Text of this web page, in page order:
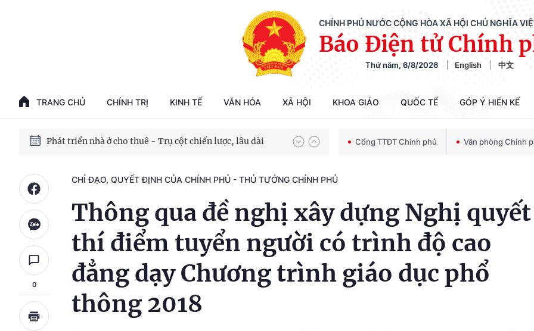
CHÍNH PHỦ NƯỚC CỘNG HÒA XÃ HỘI CHỦ NGHĨA
Báo Điện tử Chính
Thứ năm, 6/8/2026 English 中文
TRANG CHỦ CHÍNH TRỊ KINH TẾ VĂN HÓA XÃ HỘI KHOA GIÁO QUỐC TẾ GÓP Ý HIẾN KẾ
Phát triển kinh tế nhà nước trong kỷ nguyên mới
Chiến dịch 500 ngày đêm tìm kiếm, quy tập và xác định danh tính hài cốt liệt sĩ
Bảo vệ nền tảng tư tưởng của Đảng trong kỷ nguyên phát triển mới
Phát triển nhà ở cho thuê - Trụ cột chiến lược, lâu dài Cổng TTĐT Chính phủ Văn phòng Chính
0
CHỈ ĐẠO, QUYẾT ĐỊNH CỦA CHÍNH PHỦ - THỦ TƯỚNG CHÍNH PHỦ
Thông qua đề nghị xây dựng Nghị quyết
thí điểm tuyển người có trình độ cao
đẳng dạy Chương trình giáo dục phổ
thông 2018